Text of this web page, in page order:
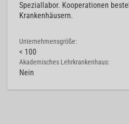
Speziallabor. Kooperationen
Krankenhäusern.
Unternehmensgröße:
< 100
Akademisches Lehrkrankenhaus:
Nein